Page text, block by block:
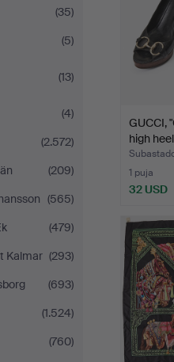
(35)
(5)
(13)
(4)
(2.572)
(209)
(565)
(479)
Kalmar (293)
(693)
(1.524)
(760)
GUCCI,
high
1 puja
32 USD